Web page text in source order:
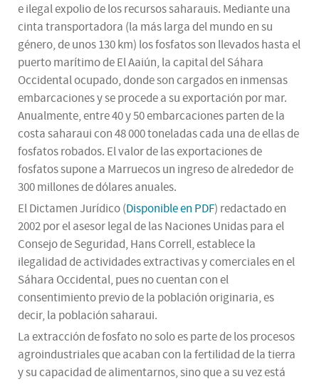
e ilegal expolio de los recursos saharauis. Mediante una
cinta transportadora (la más larga del mundo en su
género, de unos 130 km) los fosfatos son llevados hasta el
puerto marítimo de El Aaiún, la capital del Sáhara
Occidental ocupado, donde son cargados en inmensas
embarcaciones y se procede a su exportación por mar.
Anualmente, entre 40 y 50 embarcaciones parten de la
costa saharaui con 48 000 toneladas cada una de ellas de
fosfatos robados. El valor de las exportaciones de
fosfatos supone a Marruecos un ingreso de alrededor de
300 millones de dólares anuales.
El Dictamen Jurídico (Disponible en PDF) redactado en
2002 por el asesor legal de las Naciones Unidas para el
Consejo de Seguridad, Hans Correll, establece la
ilegalidad de actividades extractivas y comerciales en el
Sáhara Occidental, pues no cuentan con el
consentimiento previo de la población originaria, es
decir, la población saharaui.
La extracción de fosfato no solo es parte de los procesos
agroindustriales que acaban con la fertilidad de la tierra
y su capacidad de alimentarnos, sino que a su vez está